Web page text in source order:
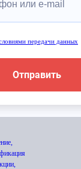
передачи данных
Отправить